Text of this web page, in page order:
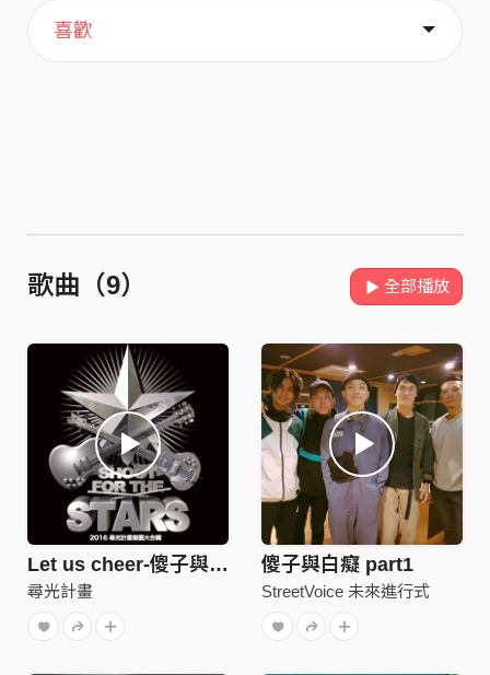
主頁
喜歡
關於
歌曲（9） 全部播放
Let us cheer-傻子與白痴
尋光計畫
傻子與白癡 part1
StreetVoice 未來進行式